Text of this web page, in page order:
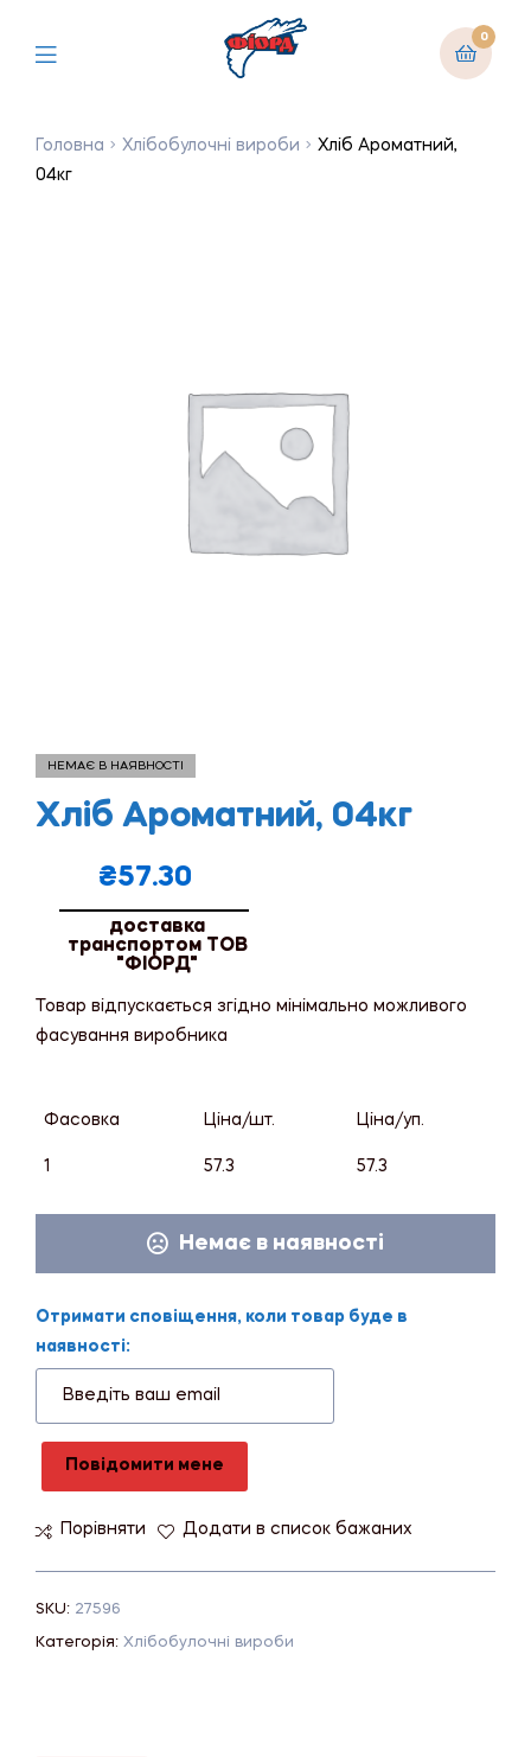
0
Головна Хлібобулочні вироби
Хліб Ароматний,
04кг
НЕМАЄ В НАЯВНОСТІ
Хліб Ароматний, 04кг
₴57.30
доставка
транспортом ТОВ
"ФІОРД"
Товар відпускається згідно мінімально можливого
фасування виробника
Фасовка Ціна/шт. Ціна/уп.
1 57.3 57.3
Немає в наявності
Отримати сповіщення, коли товар буде в
наявності:
Повідомити мене
Порівняти Додати в список бажаних
SKU: 27596
Категорія: Хлібобулочні вироби